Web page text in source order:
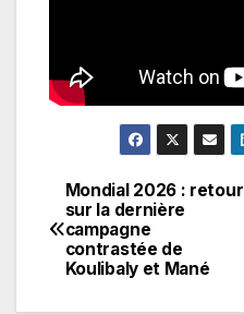
Navigation
de
l’article
Mondial 2026 : retour
sur la dernière
campagne
contrastée de
Koulibaly et Mané